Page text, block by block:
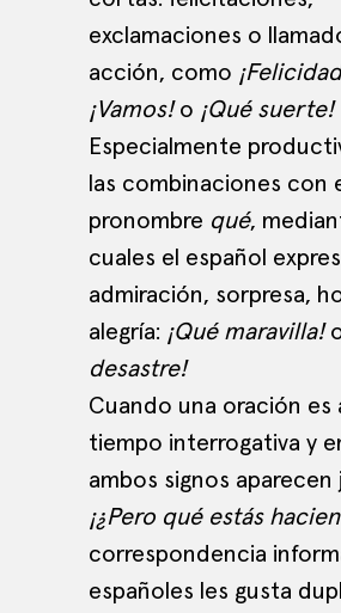
exclamaciones o
acción, como
¡Vamos!o ¡Qué suerte!
Especialmente
las combinaciones con
pronombre qué,
cuales el español
admiración, sorpresa,
alegría: ¡Qué maravilla!
desastre!
Cuando una oración es
tiempo interrogativa y
ambos signos aparecen
¡¿Pero qué estás
correspondencia
españoles les gusta